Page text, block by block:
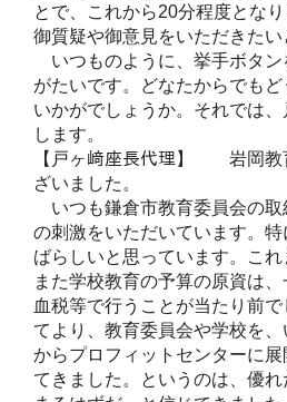
とで、これから20分程度とな
御質疑や御意見をいただきたい
いつものように、挙手ボタン
がたいです。どなたからでもど
いかがでしょうか。それでは
します。
【戸ヶ﨑座長代理】 岩岡教
ざいました。
いつも鎌倉市教育委員会の取
の刺激をいただいています。
ばらしいと思っています。これ
また学校教育の予算の原資は
血税等で行うことが当たり前
てより、教育委員会や学校を
からプロフィットセンターに
てきました。というのは、優